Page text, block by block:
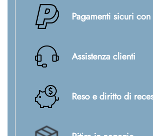
Pagamenti sicuri con
Assistenza clienti
Reso e diritto di